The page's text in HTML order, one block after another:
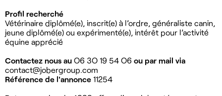
Profil recherché
Vétérinaire diplômé(e), inscrit(e) à l’ordre, généraliste canin,
jeune diplômé(e) ou expérimenté(e), intérêt pour l’activité
équine apprécié
Contactez nous au O6 3O 19 54 O6 ou par mail via
contact@jobergroup.com
Référence de l'annonce 11254